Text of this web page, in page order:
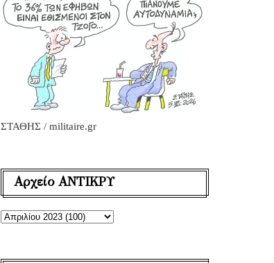
ΣΤΑΘΗΣ / militaire.gr
Αρχείο ΑΝΤΙΚΡΥ